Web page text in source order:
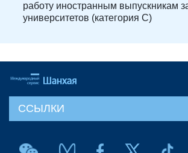
работу иностранным выпускникам
университетов (категория C)
ССЫЛКИ